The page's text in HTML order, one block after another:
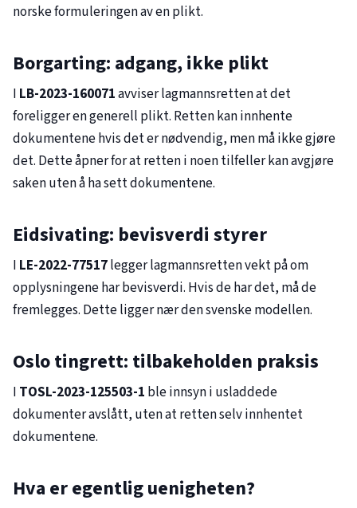
norske formuleringen av en plikt.
Borgarting: adgang, ikke plikt
I LB-2023-160071avviser lagmannsretten at det
foreligger en generell plikt. Retten kan innhente
dokumentene hvis det er nødvendig, men må ikke gjøre
det. Dette åpner for at retten i noen tilfeller kan avgjøre
saken uten å ha sett dokumentene.
Eidsivating: bevisverdi styrer
I LE-2022-77517legger lagmannsretten vekt på om
opplysningene har bevisverdi. Hvis de har det, må de
fremlegges. Dette ligger nær den svenske modellen.
Oslo tingrett: tilbakeholden praksis
I TOSL-2023-125503-1 ble innsyn i usladdede
dokumenter avslått, uten at retten selv innhentet
dokumentene.
Hva er egentlig uenigheten?